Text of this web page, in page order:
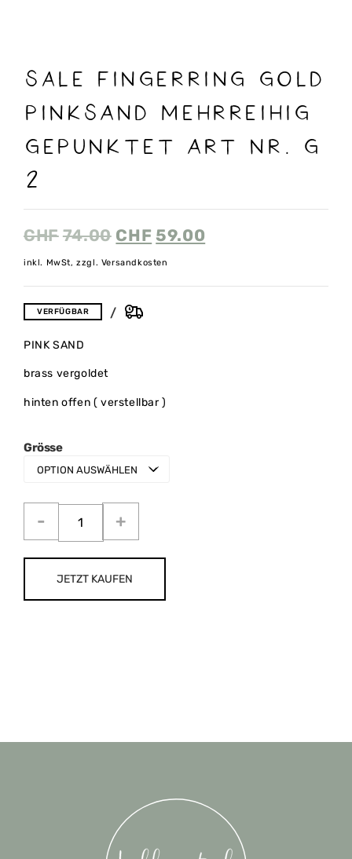
sale FINGERRING GOLD
PINKSAND MEHRREIHIG
GEPUNKTET ART NR. G
2
CHF 74.00 CHF 59.00
inkl. MwSt, zzgl. Versandkosten
VERFÜGBAR
PINK SAND
brass vergoldet
hinten offen ( verstellbar )
Grösse
JETZT KAUFEN